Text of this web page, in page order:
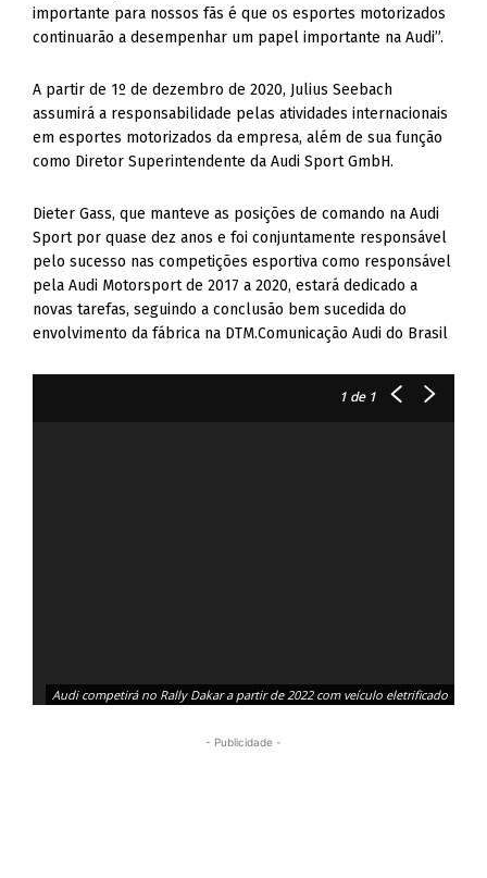
importante para nossos fãs é que os esportes motorizados
continuarão a desempenhar um papel importante na Audi”.
A partir de 1º de dezembro de 2020, Julius Seebach
assumirá a responsabilidade pelas atividades internacionais
em esportes motorizados da empresa, além de sua função
como Diretor Superintendente da Audi Sport GmbH.
Dieter Gass, que manteve as posições de comando na Audi
Sport por quase dez anos e foi conjuntamente responsável
pelo sucesso nas competições esportiva como responsável
pela Audi Motorsport de 2017 a 2020, estará dedicado a
novas tarefas, seguindo a conclusão bem sucedida do
envolvimento da fábrica na DTM.Comunicação Audi do Brasil
1de 1
Audi competirá no Rally Dakar a partir de 2022 com veículo eletrificado
- Publicidade -